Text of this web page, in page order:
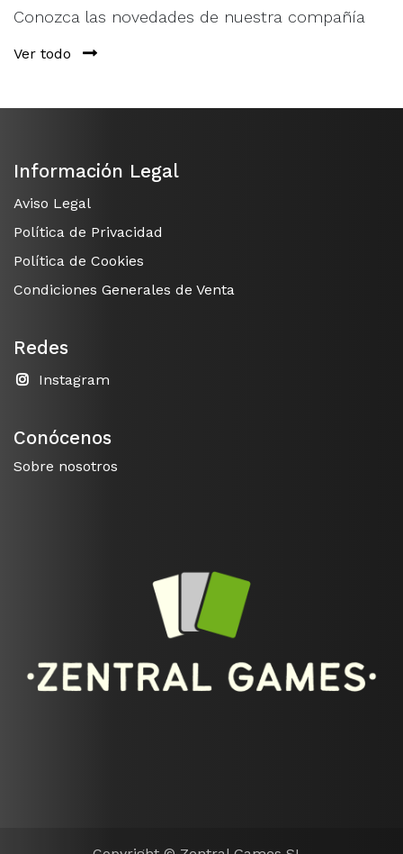
Conozca las novedades de nuestra compañía
Ver todo
Información Legal
Aviso Legal
Política de Privacidad
Política de Cookies
Condiciones Generales de Venta
Redes
Instagram
Conócenos
Sobre nosotros